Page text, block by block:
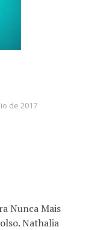
de 2017
Nunca Mais
Nathalia